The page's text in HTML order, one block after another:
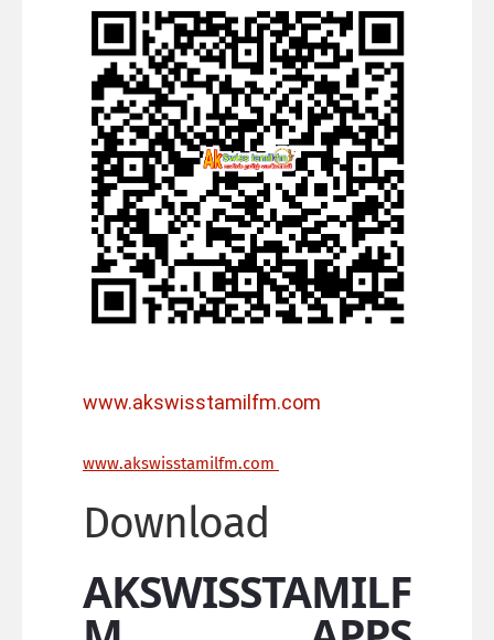
www.akswisstamilfm.com
www.akswisstamilfm.com
Download
AKSWISSTAMILF